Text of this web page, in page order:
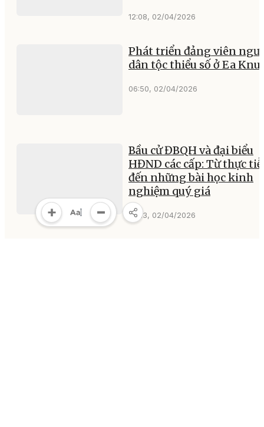
12:08, 02/04/2026
Phát triển đảng viên
dân tộc thiểu số ở Ea
06:50, 02/04/2026
Bầu cử ĐBQH và đại biểu
HĐND các cấp: Từ thực
đến những bài học kinh
nghiệm quý giá
06:13, 02/04/2026